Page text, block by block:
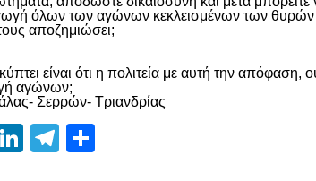
όλων των αγώνων κεκλεισμένων των θυρών
αποζημιώσει;
είναι ότι η πολιτεία με αυτή την
αγώνων;
Σερρών- Τριανδρίας
LinkedIn
Telegram